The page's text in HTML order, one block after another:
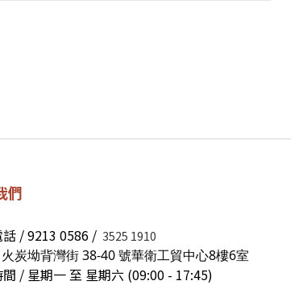
們
/ 9213 0586 / 3525 1910
火炭坳背灣街 38-40 號華衛工貿中心8樓6室
/ 星期一 至 星期六 (09:00 - 17:45)